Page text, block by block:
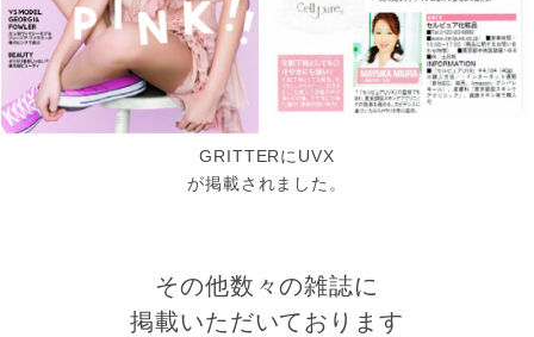
GRITTERにUVX
が掲載されました。
その他数々の雑誌に
掲載いただいております